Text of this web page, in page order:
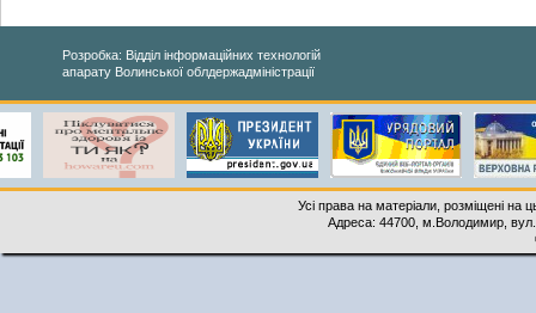
Розробка: Відділ інформаційних технологій
апарату Волинської облдержадміністрації
Усі права на матеріали, розміщені на
Адреса: 44700, м.Володимир,